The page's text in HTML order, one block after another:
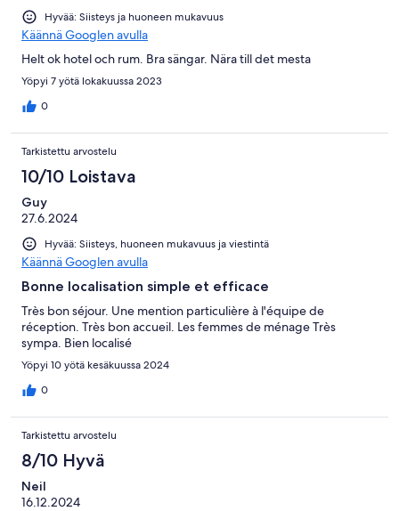
Hyvää: Siisteys ja huoneen mukavuus
Käännä Googlen avulla
Helt ok hotel och rum. Bra sängar. Nära till det mesta
Yöpyi 7 yötä lokakuussa 2023
0
Tarkistettu arvostelu
10/10 Loistava
Guy
27.6.2024
Hyvää: Siisteys, huoneen mukavuus ja viestintä
Käännä Googlen avulla
Bonne localisation simple et efficace
Très bon séjour. Une mention particulière à l'équipe de
réception. Très bon accueil. Les femmes de ménage Très
sympa. Bien localisé
Yöpyi 10 yötä kesäkuussa 2024
0
Tarkistettu arvostelu
8/10 Hyvä
Neil
16.12.2024